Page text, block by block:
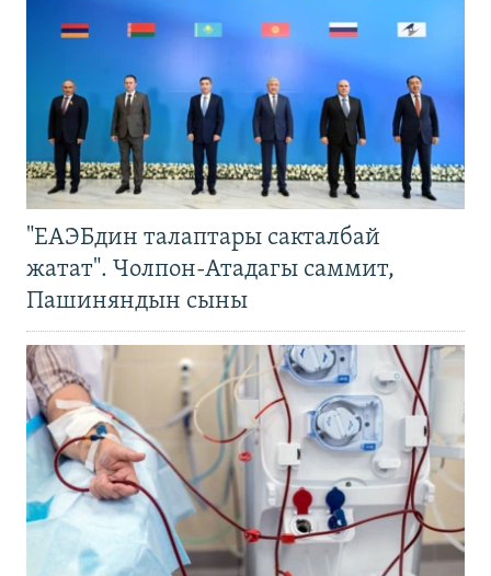
"ЕАЭБдин талаптары сакталбай
жатат". Чолпон-Атадагы саммит,
Пашиняндын сыны